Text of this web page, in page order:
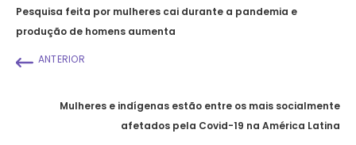
Pesquisa feita por mulheres cai durante a pandemia e
produção de homens aumenta
ANTERIOR
Mulheres e indígenas estão entre os mais socialmente
afetados pela Covid-19 na América Latina